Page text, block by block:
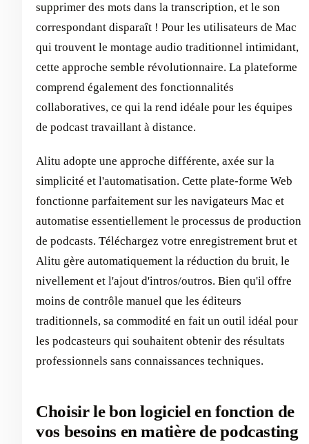
supprimer des mots dans la transcription, et le son
correspondant disparaît ! Pour les utilisateurs de Mac
qui trouvent le montage audio traditionnel intimidant,
cette approche semble révolutionnaire. La plateforme
comprend également des fonctionnalités
collaboratives, ce qui la rend idéale pour les équipes
de podcast travaillant à distance.
Alitu adopte une approche différente, axée sur la
simplicité et l'automatisation. Cette plate-forme Web
fonctionne parfaitement sur les navigateurs Mac et
automatise essentiellement le processus de production
de podcasts. Téléchargez votre enregistrement brut et
Alitu gère automatiquement la réduction du bruit, le
nivellement et l'ajout d'intros/outros. Bien qu'il offre
moins de contrôle manuel que les éditeurs
traditionnels, sa commodité en fait un outil idéal pour
les podcasteurs qui souhaitent obtenir des résultats
professionnels sans connaissances techniques.
Choisir le bon logiciel en fonction de
vos besoins en matière de podcasting